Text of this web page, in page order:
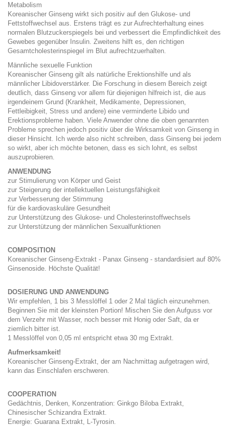
Metabolism
Koreanischer Ginseng wirkt sich positiv auf den Glukose- und
Fettstoffwechsel aus. Erstens trägt es zur Aufrechterhaltung eines
normalen Blutzuckerspiegels bei und verbessert die Empfindlichkeit des
Gewebes gegenüber Insulin. Zweitens hilft es, den richtigen
Gesamtcholesterinspiegel im Blut aufrechtzuerhalten.
Männliche sexuelle Funktion
Koreanischer Ginseng gilt als natürliche Erektionshilfe und als
männlicher Libidoverstärker. Die Forschung in diesem Bereich zeigt
deutlich, dass Ginseng vor allem für diejenigen hilfreich ist, die aus
irgendeinem Grund (Krankheit, Medikamente, Depressionen,
Fettleibigkeit, Stress und andere) eine verminderte Libido und
Erektionsprobleme haben. Viele Anwender ohne die oben genannten
Probleme sprechen jedoch positiv über die Wirksamkeit von Ginseng in
dieser Hinsicht. Ich werde also nicht schreiben, dass Ginseng bei jedem
so wirkt, aber ich möchte betonen, dass es sich lohnt, es selbst
auszuprobieren.
ANWENDUNG
zur Stimulierung von Körper und Geist
zur Steigerung der intellektuellen Leistungsfähigkeit
zur Verbesserung der Stimmung
für die kardiovaskuläre Gesundheit
zur Unterstützung des Glukose- und Cholesterinstoffwechsels
zur Unterstützung der männlichen Sexualfunktionen
COMPOSITION
Koreanischer Ginseng-Extrakt - Panax Ginseng - standardisiert auf 80%
Ginsenoside. Höchste Qualität!
DOSIERUNG UND ANWENDUNG
Wir empfehlen, 1 bis 3 Messlöffel 1 oder 2 Mal täglich einzunehmen.
Beginnen Sie mit der kleinsten Portion! Mischen Sie den Aufguss vor
dem Verzehr mit Wasser, noch besser mit Honig oder Saft, da er
ziemlich bitter ist.
1 Messlöffel von 0,05 ml entspricht etwa 30 mg Extrakt.
Aufmerksamkeit!
Koreanischer Ginseng-Extrakt, der am Nachmittag aufgetragen wird,
kann das Einschlafen erschweren.
COOPERATION
Gedächtnis, Denken, Konzentration: Ginkgo Biloba Extrakt,
Chinesischer Schizandra Extrakt.
Energie: Guarana Extrakt, L-Tyrosin.